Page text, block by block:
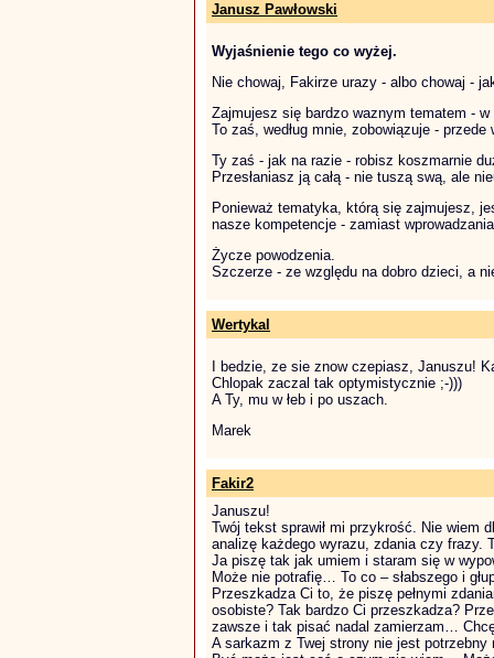
Janusz Pawłowski
Wyjaśnienie tego co wyżej.
Nie chowaj, Fakirze urazy - albo chowaj -
Zajmujesz się bardzo waznym tematem -
To zaś, według mnie, zobowiązuje -
Ty zaś - jak na razie - robisz koszmarnie
Przesłaniasz ją całą - nie tuszą swą, ale
Ponieważ tematyka, którą się zajmujesz,
nasze kompetencje - zamiast
Życze powodzenia.
Szczerze - ze względu na dobro dzieci, a
Wertykal
I bedzie, ze sie znow czepiasz, Januszu!
Chlopak zaczal tak optymistycznie ;-)))
A Ty, mu w łeb i po uszach.
Marek
Fakir2
Januszu!
Twój tekst sprawił mi przykrość. Nie wiem
analizę każdego wyrazu, zdania czy frazy.
Ja piszę tak jak umiem i staram się w
Może nie potrafię… To co – słabszego i
Przeszkadza Ci to, że piszę pełnymi
osobiste? Tak bardzo Ci przeszkadza?
zawsze i tak pisać nadal zamierzam…
A sarkazm z Twej strony nie jest